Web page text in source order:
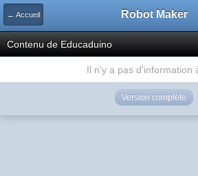
← Accueil Robot Maker
Contenu de Educaduino
Il n'y a pas d'information
Version complète